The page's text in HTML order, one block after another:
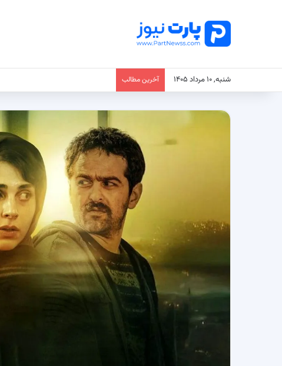
شنبه, ۱۰ مرداد ۱۴۰۵ آخرین مطالب